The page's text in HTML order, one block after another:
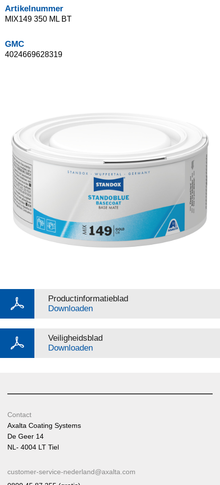
Artikelnummer
MIX149 350 ML BT
GMC
4024669628319
Productinformatieblad
Downloaden
Veiligheidsblad
Downloaden
Contact
Axalta Coating Systems
De Geer 14
NL- 4004 LT Tiel
customer-service-nederland@axalta.com